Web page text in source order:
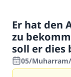
Er hat den
zu
soll er dies
05/